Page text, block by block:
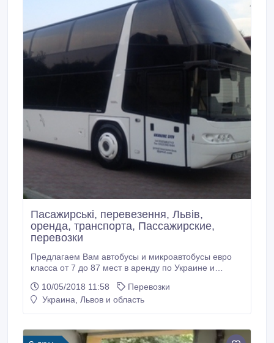
Пасажирські, перевезення, Львів,
оренда, транспорта, Пассажирские,
перевозки
Предлагаем Вам автобусы и микроавтобусы евро
класса от 7 до 87 мест в аренду по Украине и
состоянии, оснащён TV, DVD, WC, GPS навигатор,
кондиционер, автономное отопление, мини кухня,
работы по европе и горным участкам дорог.
10/05/2018 11:58
Перевозки
Украина, Львов и область